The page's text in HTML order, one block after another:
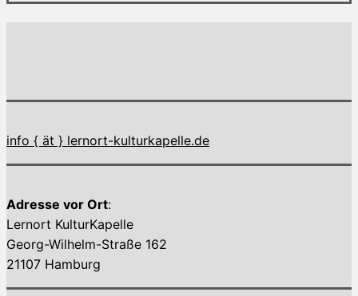
info { ät } lernort-kulturkapelle.de
Adresse vor Ort:
Lernort KulturKapelle
Georg-Wilhelm-Straße 162
21107 Hamburg